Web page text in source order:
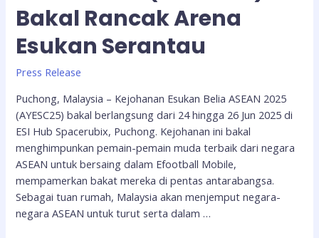
Bakal Rancak Arena
Esukan Serantau
Press Release
Puchong, Malaysia – Kejohanan Esukan Belia ASEAN 2025
(AYESC25) bakal berlangsung dari 24 hingga 26 Jun 2025 di
ESI Hub Spacerubix, Puchong. Kejohanan ini bakal
menghimpunkan pemain-pemain muda terbaik dari negara
ASEAN untuk bersaing dalam Efootball Mobile,
mempamerkan bakat mereka di pentas antarabangsa.
Sebagai tuan rumah, Malaysia akan menjemput negara-
negara ASEAN untuk turut serta dalam …